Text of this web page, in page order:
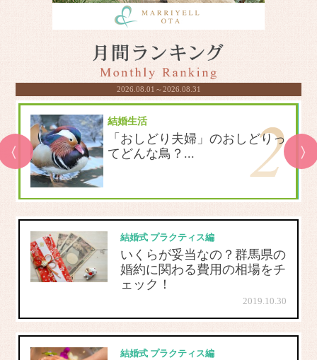
2026.08.01～2026.08.31
結婚生活
「おしどり夫婦」のおしどりっ
てどんな鳥？...
結婚式 プラクティス編
いくらが妥当なの？群馬県の
婚約に関わる費用の相場をチ
ェック！
2019.10.30
結婚式 プラクティス編